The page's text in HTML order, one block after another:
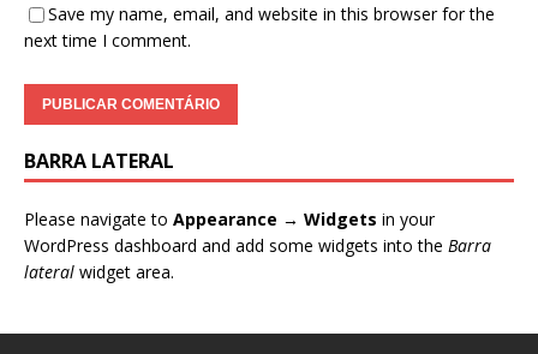
Save my name, email, and website in this browser for the
next time I comment.
BARRA LATERAL
Please navigate to Appearance → Widgets in your
WordPress dashboard and add some widgets into the Barra
lateral widget area.